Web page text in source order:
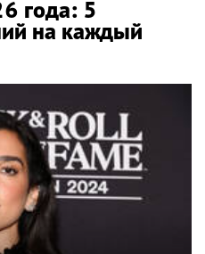
года: 5
на каждый